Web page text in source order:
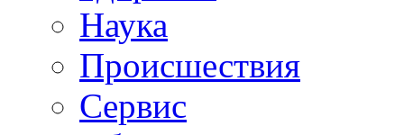
Наука
Происшествия
Сервис